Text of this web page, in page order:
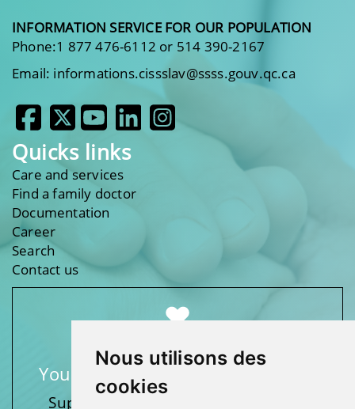
Nous utilisons des
cookies
INFORMATION SERVICE FOR OUR POPULATION
Phone:1 877 476-6112 or 514 390-2167
Email: informations.cissslav@ssss.gouv.qc.ca
Quicks links
Care and services
Find a family doctor
Documentation
Career
Search
Contact us
Your support makes a difference
Support one of our foundations by